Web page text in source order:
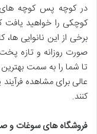
در کوچه پس کوچه های
کوچکی را خواهید
برخی از این نانوایی
صورت روزانه و تازه
تا شما را به سمت
عالی برای مشاهده
کنند.
فروشگاه های سوغات و